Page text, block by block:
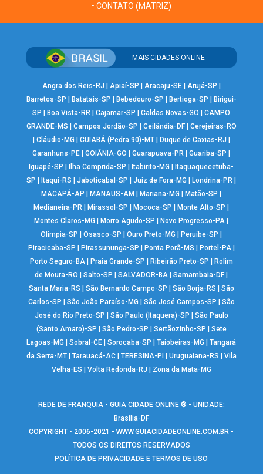
• CONTATO (MATRIZ)
MAIS CIDADES ONLINE
Angra dos Reis-RJ Apiaí-SP Aracaju-SE| Arujá-SP
Barretos-SP
Batatais-SP Bebedouro-SP Bertioga-SP
Birigui-
SP
Boa Vista-RR |Cajamar-SP |Caldas Novas-GO |CAMPO
GRANDE-MS
Campos Jordão-SP Ceilândia-DF| Cerejeiras-RO
Cláudio-MG CUIABÁ (Pedra 90)-MT| Duque de Caxias-RJ
Garanhuns-PE |GOIÂNIA-GO |Guarapuava-PR |Guariba-SP
Iguapé-SP
Ilha Comprida-SP Itabirito-MG
Itaquaquecetuba-
SP
Itaqui-RS |Jaboticabal-SP |Juiz de Fora-MG Londrina-PR
MACAPÁ-AP
MANAUS-AM Mariana-MG Matão-SP
Medianeira-PR
Mirassol-SP Mococa-SP Monte Alto-SP
Montes Claros-MG
Morro Agudo-SP Novo Progresso-PA
Olímpia-SP
|Osasco-SP |Ouro Preto-MG Peruíbe-SP
Piracicaba-SP
Pirassununga-SP Ponta Porã-MS Portel-PA|
Porto Seguro-BA| Praia Grande-SP Ribeirão Preto-SP
Rolim
de Moura-RO
|Salto-SP |SALVADOR-BA |Samambaia-DF
Santa Maria-RS
São Bernardo Campo-SP São Borja-RS
São
Carlos-SP
São João Paraíso-MG São José Campos-SP
São
José do Rio Preto-SP
São Paulo (Itaquera)-SP
São Paulo
(Santo Amaro)-SP
São Pedro-SP Sertãozinho-SP
Sete
Lagoas-MG
|Sobral-CE |Sorocaba-SP |Taiobeiras-MG |Tangará
da Serra-MT| Tarauacá-AC| TERESINA-PI Uruguaiana-RS
Vila
Velha-ES
Volta Redonda-RJ Zona da Mata-MG
REDE DE FRANQUIA - GUIA CIDADE ONLINE ® - UNIDADE:
Brasília-DF
COPYRIGHT • 2006-2021 -WWW.GUIACIDADEONLINE.COM.BR -
TODOS OS DIREITOS RESERVADOS
POLÍTICA DE PRIVACIDADE E TERMOS DE USO